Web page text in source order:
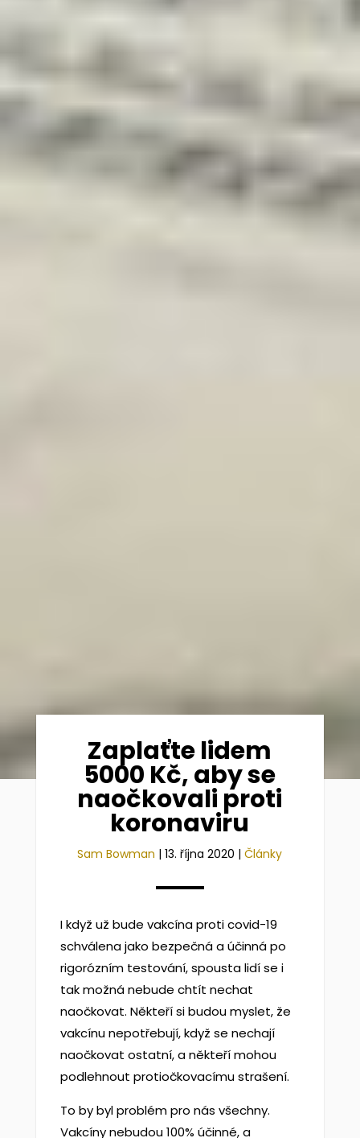
Zaplaťte lidem
5000 Kč, aby se
naočkovali proti
koronaviru
Sam Bowman |13. října 2020 |Články
I když už bude vakcína proti covid-19
schválena jako bezpečná a účinná po
rigorózním testování, spousta lidí se i
tak možná nebude chtít nechat
naočkovat. Někteří si budou myslet, že
vakcínu nepotřebují, když se nechají
naočkovat ostatní, a někteří mohou
podlehnout protiočkovacímu strašení.
To by byl problém pro nás všechny.
Vakcíny nebudou 100% účinné, a